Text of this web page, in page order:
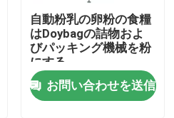
自動粉乳の卵粉の食糧
はDoybagの詰物およ
びパッキング機械を粉
にする
お問い合わせを送信